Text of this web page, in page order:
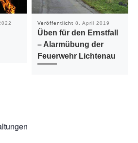
Veröffentlicht 8. April 2019
Üben für den Ernstfall
– Alarmübung der
Feuerwehr Lichtenau